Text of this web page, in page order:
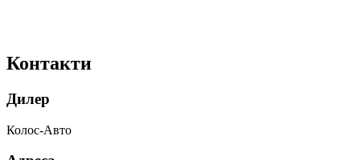
Контакти
Дилер
Колос-Авто